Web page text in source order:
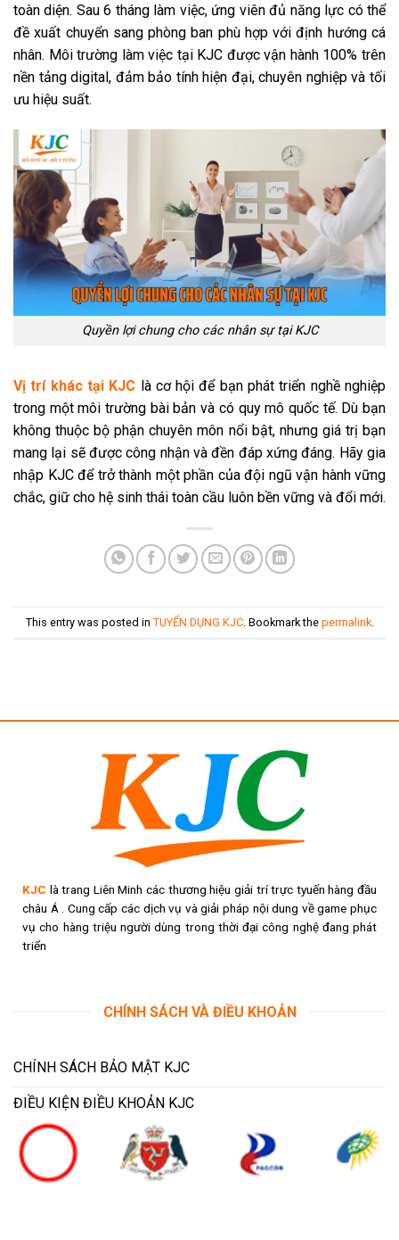
toàn diện. Sau 6 tháng làm việc, ứng viên đủ năng lực có thể
đề xuất chuyển sang phòng ban phù hợp với định hướng cá
nhân. Môi trường làm việc tại KJC được vận hành 100% trên
nền tảng digital, đảm bảo tính hiện đại, chuyên nghiệp và tối
ưu hiệu suất.
Quyền lợi chung cho các nhân sự tại KJC
Vị trí khác tại KJC là cơ hội để bạn phát triển nghề nghiệp
trong một môi trường bài bản và có quy mô quốc tế. Dù bạn
không thuộc bộ phận chuyên môn nổi bật, nhưng giá trị bạn
mang lại sẽ được công nhận và đền đáp xứng đáng. Hãy gia
nhập KJC để trở thành một phần của đội ngũ vận hành vững
chắc, giữ cho hệ sinh thái toàn cầu luôn bền vững và đổi mới.
This entry was posted in TUYỂN DỤNG KJC. Bookmark the permalink.
KJC là trang Liên Minh các thương hiệu giải trí trực tyuến hàng đầu
châu Á . Cung cấp các dịch vụ và giải pháp nội dung về game phục
vụ cho hàng triệu người dùng trong thời đại công nghệ đang phát
triển
CHÍNH SÁCH VÀ ĐIỀU KHOẢN
CHÍNH SÁCH BẢO MẬT KJC
ĐIỀU KIỆN ĐIỀU KHOẢN KJC